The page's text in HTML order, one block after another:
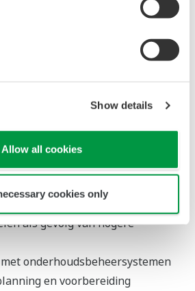
Show details
Allow all cookies
cookies only
voordelen van het digitale
van Yokogawa
als gevolg van hogere
onderhoudsbeheersystemen
en voorbereiding